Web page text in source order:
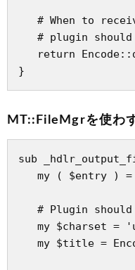
# When to
# plugin
return
MT::FileMgrを使わ
sub
my ( $entry ) =
# Plugin
my $charset =
my $title =